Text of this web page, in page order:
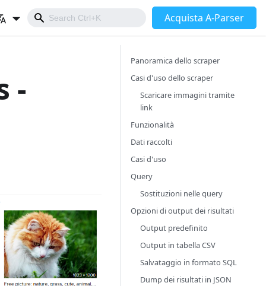
Acquista A-Parser
-
Panoramica dello scraper
Casi d'uso dello scraper
Scaricare immagini tramite
link
Funzionalità
Dati raccolti
Casi d'uso
Query
Sostituzioni nelle query
Opzioni di output dei risultati
Output predefinito
Output in tabella CSV
Salvataggio in formato SQL
Dump dei risultati in JSON